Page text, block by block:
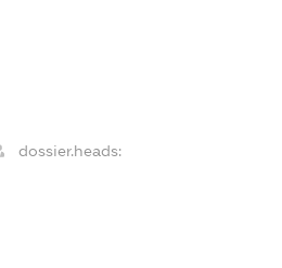
dossier.heads: